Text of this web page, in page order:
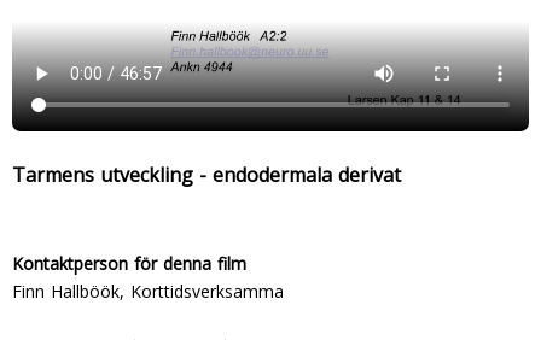
Tarmens utveckling - endodermala derivat
Kontaktperson för denna film
Finn Hallböök, Korttidsverksamma